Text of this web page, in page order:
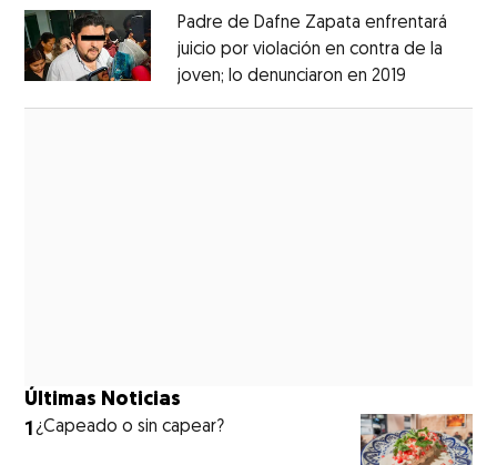
Padre de Dafne Zapata enfrentará
juicio por violación en contra de la
joven; lo denunciaron en 2019
Últimas Noticias
1¿Capeado o sin capear?